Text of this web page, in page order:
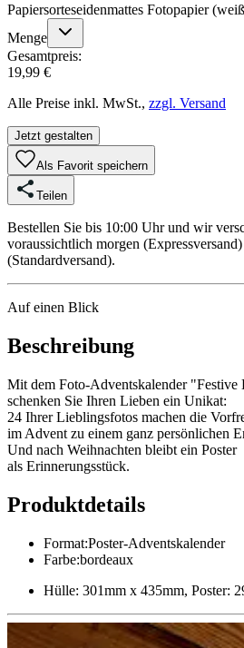
Papiersorteseidenmattes Fotopapier
Menge
Gesamtpreis:
19,99 €
Alle Preise inkl. MwSt., zzgl. Versand
Jetzt gestalten
Als Favorit speichern
Teilen
Bestellen Sie bis 10:00 Uhr und wir
voraussichtlich morgen
(Standardversand).
Auf einen Blick
Beschreibung
Mit dem Foto-Adventskalender "Festive
schenken Sie Ihren Lieben ein Unikat:
24 Ihrer Lieblingsfotos machen die
im Advent zu einem ganz persönlichen
Und nach Weihnachten bleibt ein Poster
als Erinnerungsstück.
Produktdetails
Format:Poster-Adventskalender
Farbe:bordeaux
Hülle: 301mm x 435mm, Poster: